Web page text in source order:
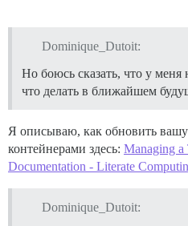
Dominique_Dutoit:
Но боюсь сказать, что у меня
что делать в ближайшем
Я описываю, как обновить вашу
контейнерами здесь: Managing
Documentation - Literate
Dominique_Dutoit: